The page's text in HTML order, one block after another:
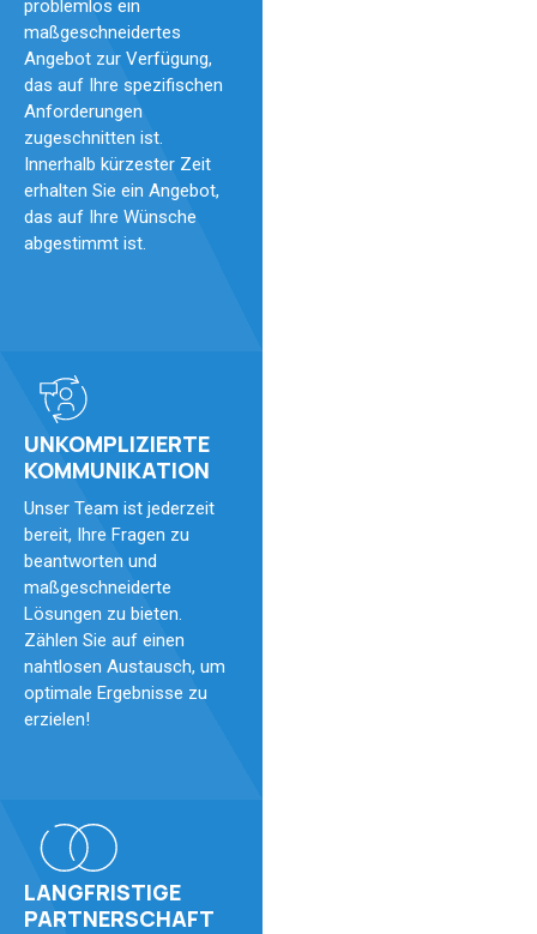
problemlos ein
maßgeschneidertes
Angebot zur Verfügung,
das auf Ihre spezifischen
Anforderungen
zugeschnitten ist.
Innerhalb kürzester Zeit
erhalten Sie ein Angebot,
das auf Ihre Wünsche
abgestimmt ist.
UNKOMPLIZIERTE
KOMMUNIKATION
Unser Team ist jederzeit
bereit, Ihre Fragen zu
beantworten und
maßgeschneiderte
Lösungen zu bieten.
Zählen Sie auf einen
nahtlosen Austausch, um
optimale Ergebnisse zu
erzielen!
LANGFRISTIGE
PARTNERSCHAFT